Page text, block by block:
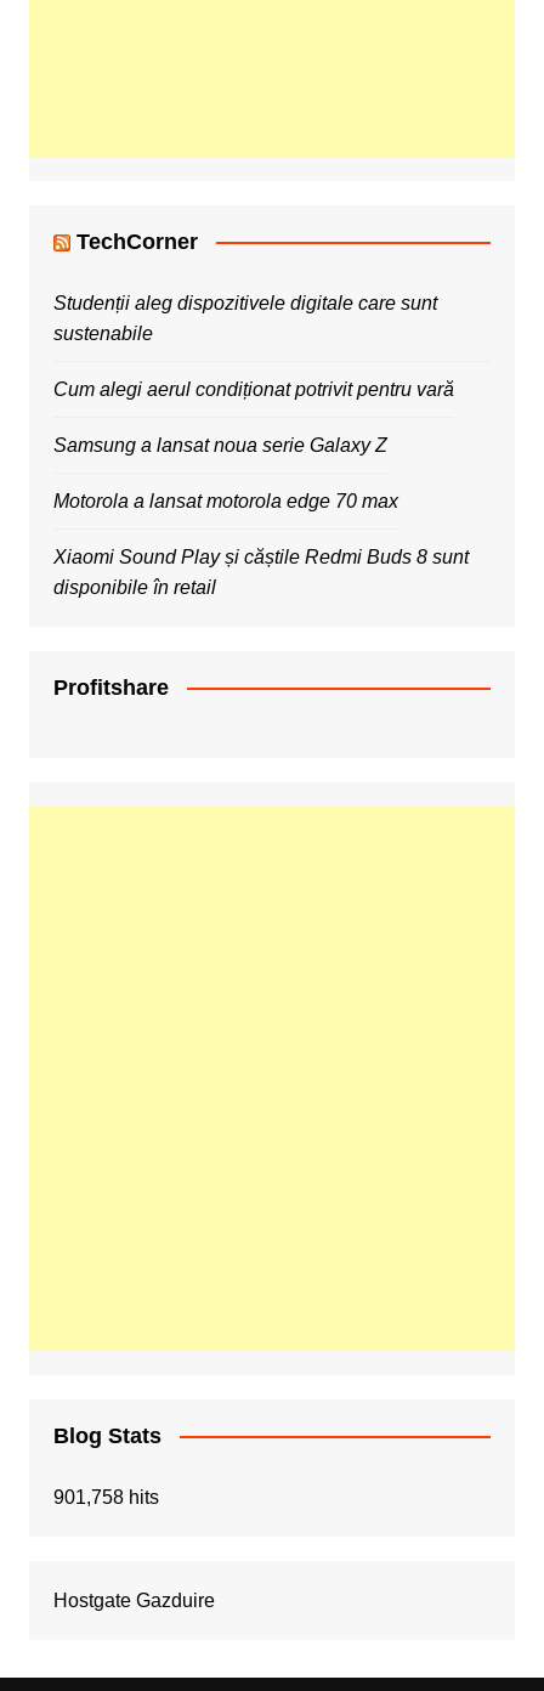
TechCorner
Studenții aleg dispozitivele digitale care sunt
sustenabile
Cum alegi aerul condiționat potrivit pentru vară
Samsung a lansat noua serie Galaxy Z
Motorola a lansat motorola edge 70 max
Xiaomi Sound Play și căștile Redmi Buds 8 sunt
disponibile în retail
Profitshare
Blog Stats
901,758 hits
Hostgate Gazduire